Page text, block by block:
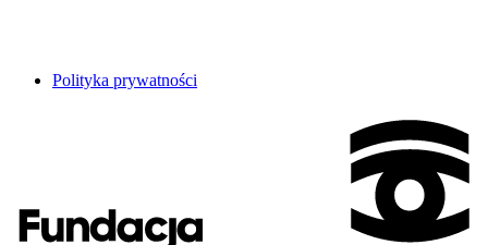
Polityka prywatności